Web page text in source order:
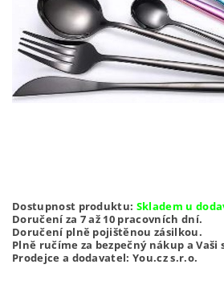
Dostupnost produktu: Skladem u
Doručení za 7 až 10 pracovních dní.
Doručení plně pojištěnou zásilkou.
Plně ručíme za bezpečný nákup a Vaši
Prodejce a dodavatel: You.cz s.r.o.